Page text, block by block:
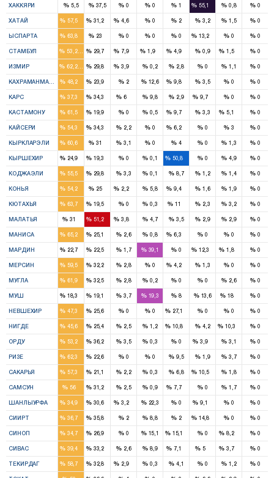
ХАККЯРИ % 5,5 %37,5 % 0 % 0 % 1 %55,1 % 0,8 % 0
ХАТАЙ %57,5 %31,2 % 4,6 % 0 % 2 % 3,2 % 1,5 % 0
ЫСПАРТА %63,8 %23 % 0 % 0 % 0 %13,2 % 0 % 0
СТАМБУЛ % 53,2 %29,7 % 7,9 % 1,9 % 4,9 % 0,9 % 1,5 % 0
ИЗМИР % 62,2 %29,8 % 3,9 % 0,2 % 2,8 % 0 % 1,1 % 0
КАХРАМАНМАРАШ%48,2 %23,9 % 2 %12,6 % 9,8 % 3,5 % 0 % 0
КАРС %37,3 %34,3 % 6 % 9,8 % 2,9 % 9,7 % 0 % 0
КАСТАМОНУ %61,5 %19,9 % 0 % 0,5 % 9,7 % 3,3 % 5,1 % 0
КАЙСЕРИ %54,3 %34,3 % 2,2 % 0 % 6,2 % 0 % 3 % 0
КЫРКЛАРЭЛИ %60,6 %31 % 3,1 % 0 % 4 % 0 % 1,3 % 0
КЫРШЕХИР %24,9 %19,3 % 0 % 0,1 %50,8 % 0 % 4,9 % 0
КОДЖАЭЛИ %55,5 %29,8 % 3,3 % 0,1 % 8,7 % 1,2 % 1,4 % 0
КОНЬЯ %54,2 %25 % 2,2 % 5,8 % 9,4 % 1,6 % 1,9 % 0
КЮТАХЬЯ %63,7 %19,5 % 0 % 0,3 %11 % 2,3 % 3,2 % 0
МАЛАТЬЯ %31 %51,2 % 3,8 % 4,7 % 3,5 % 2,9 % 2,9 % 0
МАНИСА %65,2 %25,1 % 2,6 % 0,8 % 6,3 % 0 % 0 % 0
МАРДИН %22,7 %22,5 % 1,7 %39,1 % 0 %12,3 % 1,8 % 0
МЕРСИН %59,5 %32,2 % 2,8 % 0 % 4,2 % 1,3 % 0 % 0
МУГЛА %61,9 %32,5 % 2,8 % 0,2 % 0 % 0 % 2,6 % 0
МУШ %18,3 %19,1 % 3,7 %19,3 % 8 %13,6 %18 % 0
НЕВШЕХИР %47,3 %25,6 % 0 % 0 %27,1 % 0 % 0 % 0
НИГДЕ %45,6 %25,4 % 2,5 % 1,2 %10,8 % 4,2 %10,3 % 0
ОРДУ %53,2 %36,2 % 3,5 % 0,3 % 0 % 3,9 % 3,1 % 0
РИЗЕ %62,3 %22,6 % 0 % 0 % 9,5 % 1,9 % 3,7 % 0
САКАРЬЯ %57,3 %21,1 % 2,2 % 0,3 % 6,8 %10,5 % 1,8 % 0
САМСУН %56 %31,2 % 2,5 % 0,9 % 7,7 % 0 % 1,7 % 0
ШАНЛЫУРФА %34,9 %30,6 % 3,2 %22,3 % 0 % 9,1 % 0 % 0
СИИРТ %36,7 %35,8 % 2 % 8,8 % 2 %14,8 % 0 % 0
СИНОП %34,7 %26,9 % 0 %15,1 %15,1 % 0 % 8,2 % 0
СИВАС %39,4 %33,2 % 2,6 % 8,9 % 7,1 % 5 % 3,7 % 0
ТЕКИРДАГ %58,7 %32,8 % 2,9 % 0,3 % 4,1 % 0 % 1,2 % 0